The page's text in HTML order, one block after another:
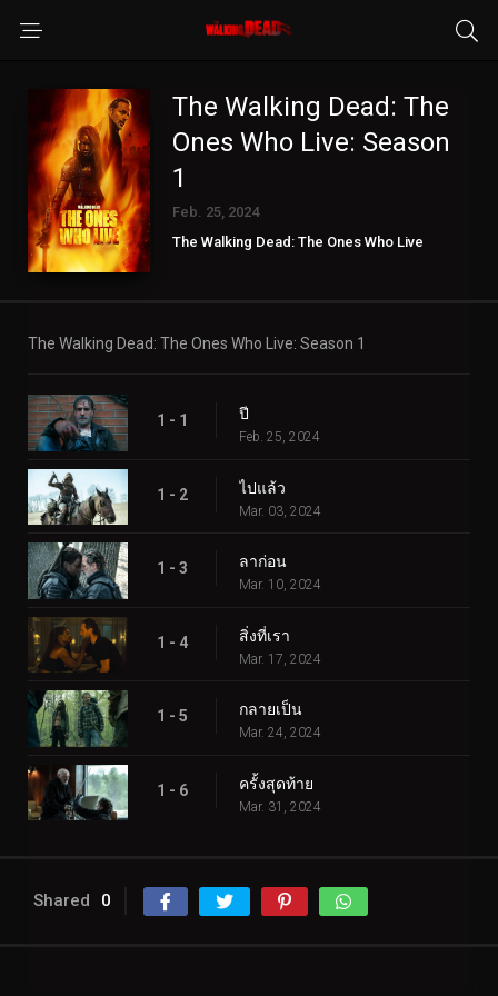
The Walking Dead: The
Ones Who Live: Season
1
Feb. 25, 2024
The Walking Dead: The Ones Who Live
The Walking Dead: The Ones Who Live: Season 1
1 - 1 ปี
Feb. 25, 2024
1 - 2 ไปแล้ว
Mar. 03, 2024
1 - 3 ลาก่อน
Mar. 10, 2024
1 - 4 สิ่งที่เรา
Mar. 17, 2024
1 - 5 กลายเป็น
Mar. 24, 2024
1 - 6 ครั้งสุดท้าย
Mar. 31, 2024
Shared 0